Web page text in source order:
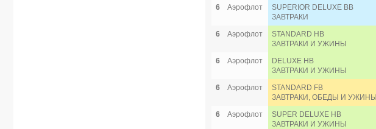
6 Аэрофлот
SUPERIOR DELUXE BB
ЗАВТРАКИ
6 Аэрофлот
STANDARD HB
ЗАВТРАКИ И УЖИНЫ
6 Аэрофлот
DELUXE HB
ЗАВТРАКИ И УЖИНЫ
6 Аэрофлот
STANDARD FB
ЗАВТРАКИ, ОБЕДЫ И УЖИНЫ
6 Аэрофлот
SUPER DELUXE HB
ЗАВТРАКИ И УЖИНЫ